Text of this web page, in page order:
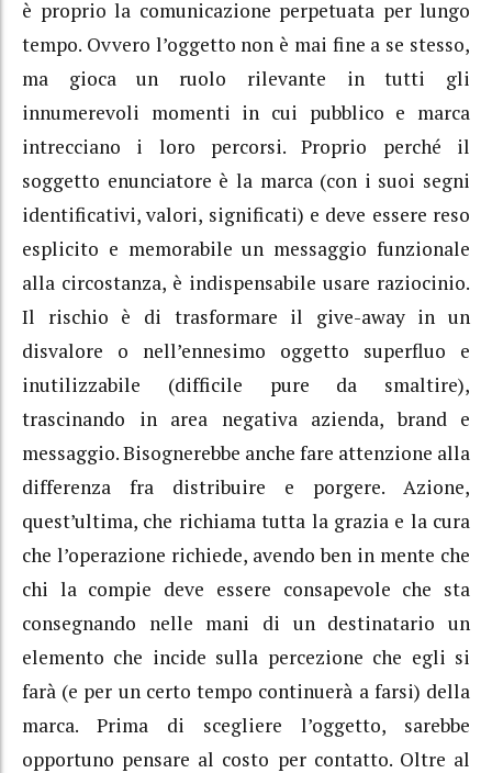
è proprio la comunicazione perpetuata per lungo
tempo. Ovvero l’oggetto non è mai fine a se stesso,
ma gioca un ruolo rilevante in tutti gli
innumerevoli momenti in cui pubblico e marca
intrecciano i loro percorsi. Proprio perché il
soggetto enunciatore è la marca (con i suoi segni
identificativi, valori, significati) e deve essere reso
esplicito e memorabile un messaggio funzionale
alla circostanza, è indispensabile usare raziocinio.
Il rischio è di trasformare il give-away in un
disvalore o nell’ennesimo oggetto superfluo e
inutilizzabile (difficile pure da smaltire),
trascinando in area negativa azienda, brand e
messaggio. Bisognerebbe anche fare attenzione alla
differenza fra distribuire e porgere. Azione,
quest’ultima, che richiama tutta la grazia e la cura
che l’operazione richiede, avendo ben in mente che
chi la compie deve essere consapevole che sta
consegnando nelle mani di un destinatario un
elemento che incide sulla percezione che egli si
farà (e per un certo tempo continuerà a farsi) della
marca. Prima di scegliere l’oggetto, sarebbe
opportuno pensare al costo per contatto. Oltre al